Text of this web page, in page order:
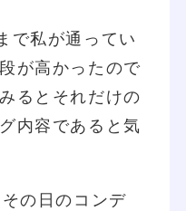
で私が通ってい
が高かったので
るとそれだけの
内容であると気
の日のコンデ